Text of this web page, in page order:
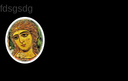
fdsgsdg